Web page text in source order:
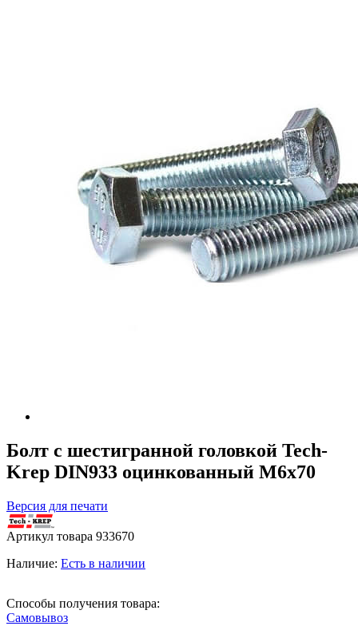
Болт с шестигранной головкой Tech-
Krep DIN933 оцинкованный М6х70
Версия для печати
Артикул товара 933670
Наличие: Есть в наличии
Способы получения товара:
Самовывоз